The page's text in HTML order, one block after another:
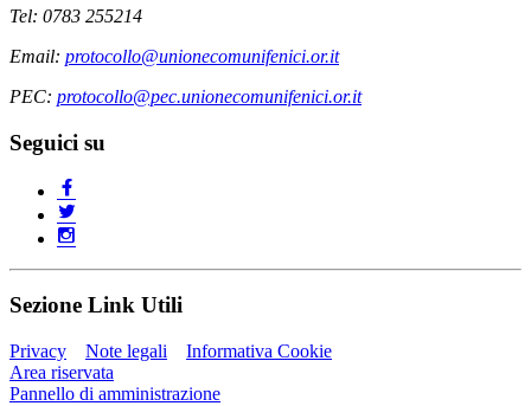
Tel: 0783 255214
Email: protocollo@unionecomunifenici.or.it
PEC: protocollo@pec.unionecomunifenici.or.it
Seguici su
Sezione Link Utili
Privacy Note legali
Informativa Cookie
Area riservata
Pannello di amministrazione